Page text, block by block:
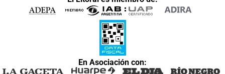
En Asociación con: